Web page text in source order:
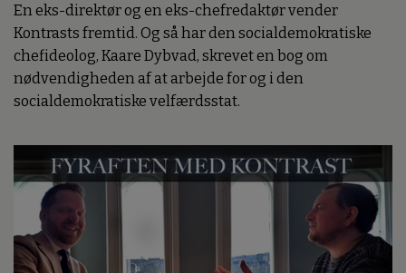
En eks-direktør og en eks-chefredaktør vender
Kontrasts fremtid. Og så har den socialdemokratiske
chefideolog, Kaare Dybvad, skrevet en bog om
nødvendigheden af at arbejde for og i den
socialdemokratiske velfærdsstat.